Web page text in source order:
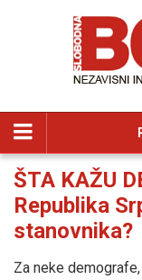
ŠTA KAŽU
Republika
stanovnika?
Za neke